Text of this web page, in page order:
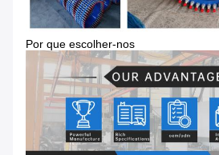
Por que escolher-nos